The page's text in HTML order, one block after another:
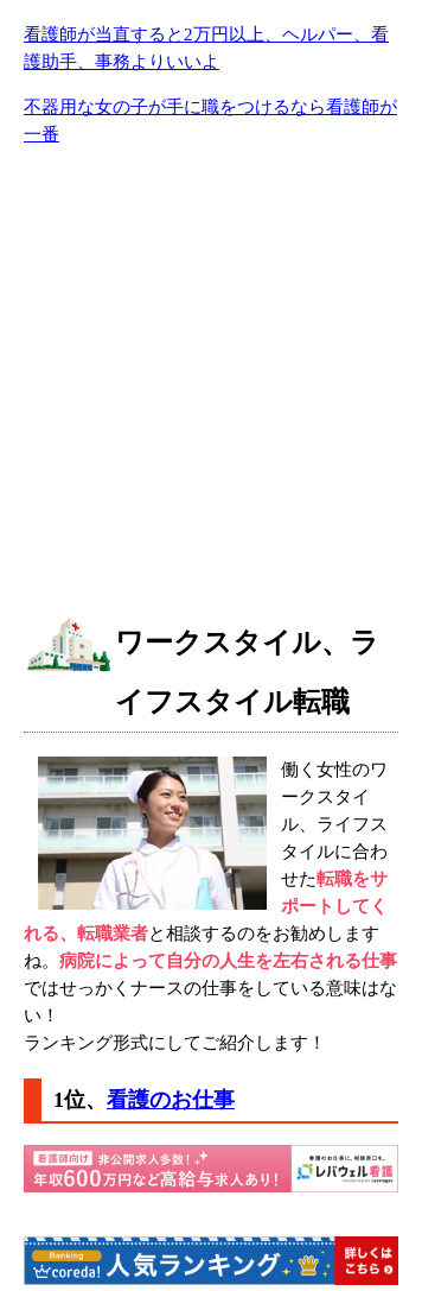
看護師が当直すると2万円以上、ヘルパー、看
護助手、事務よりいいよ
不器用な女の子が手に職をつけるなら看護師が
一番
ワークスタイル、ラ
イフスタイル転職
働く女性のワ
ークスタイ
ル、ライフス
タイルに合わ
せた転職をサ
ポートしてく
れる、転職業者と相談するのをお勧めします
ね。 病院によって自分の人生を左右される仕事
ではせっかくナースの仕事をしている意味はな
い！
ランキング形式にしてご紹介します！
1位、 看護のお仕事